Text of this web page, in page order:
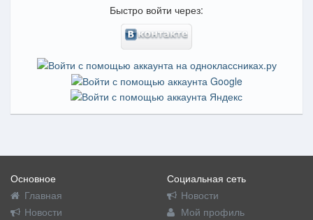
Быстро войти через:
Основное
Главная
Новости
Социальная сеть
Новости
Мой профиль